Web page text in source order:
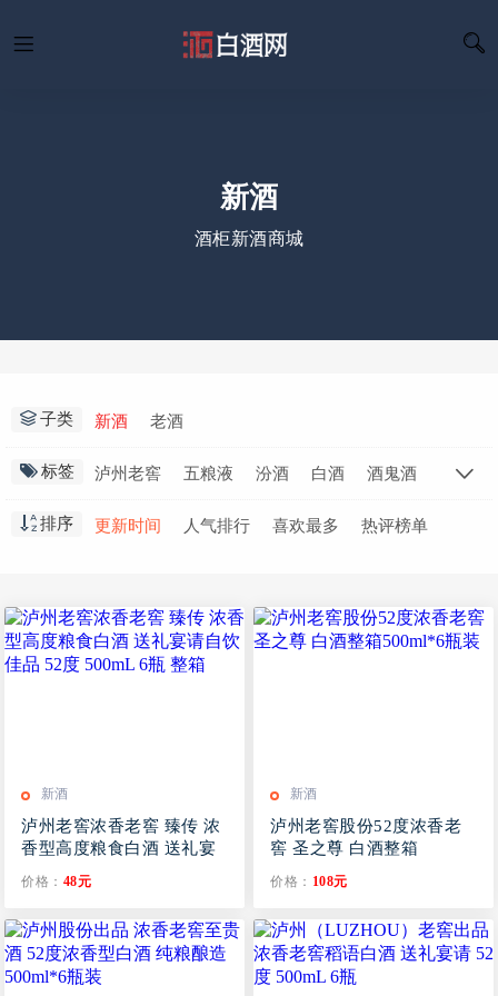
新酒
酒柜新酒商城
子类 新酒 老酒
标签 泸州老窖 五粮液 汾酒 白酒
酒鬼酒
郎牌特曲
扳倒井 飞天茅台
梦之蓝
排序 更新时间 人气排行 喜欢最多 热评榜单
新酒
泸州老窖浓香老窖 臻传 浓
香型高度粮食白酒 送礼宴
瓶 整箱
价格： 48元
新酒
泸州老窖股份52度浓香老
窖 圣之尊 白酒整箱
价格： 108元